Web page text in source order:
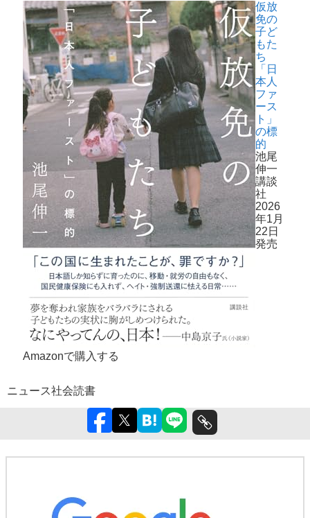
仮放
免の
子ど
もた
ち
「日
本人
ファ
ース
ト」
の標
的
池尾
伸一
講談
社
2026
年1月
22日
発売
Amazonで購入する
ニュース社会読書